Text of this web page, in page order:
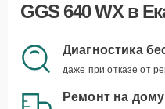
GGS 640 WXв
Диагностика
даже при отказе от
Ремонт на дому